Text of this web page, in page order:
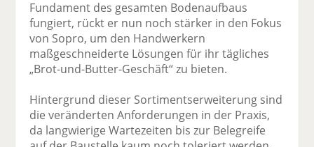
Fundament des gesamten Bodenaufbaus
fungiert, rückt er nun noch stärker in den Fokus
von Sopro, um den Handwerkern
maßgeschneiderte Lösungen für ihr tägliches
„Brot-und-Butter-Geschäft“ zu bieten.
Hintergrund dieser Sortimentserweiterung sind
die veränderten Anforderungen in der Praxis,
da langwierige Wartezeiten bis zur Belegreife